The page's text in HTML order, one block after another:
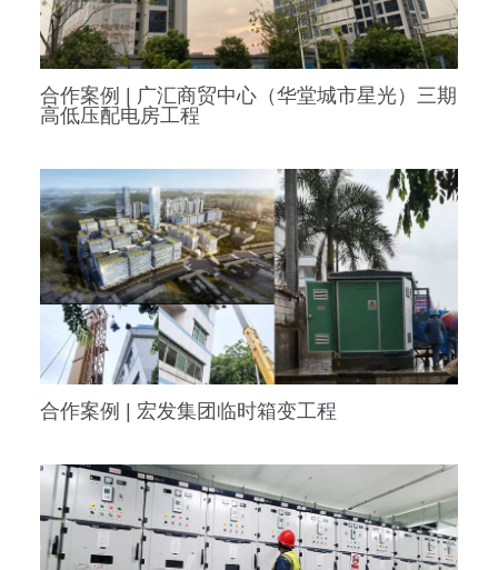
合作案例 | 广汇商贸中心（华堂城市星光）三期
高低压配电房工程
合作案例 | 宏发集团临时箱变工程